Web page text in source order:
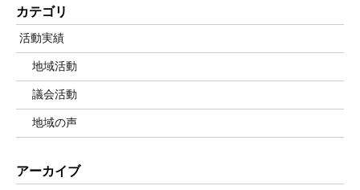
カテゴリ
活動実績
地域活動
議会活動
地域の声
アーカイブ